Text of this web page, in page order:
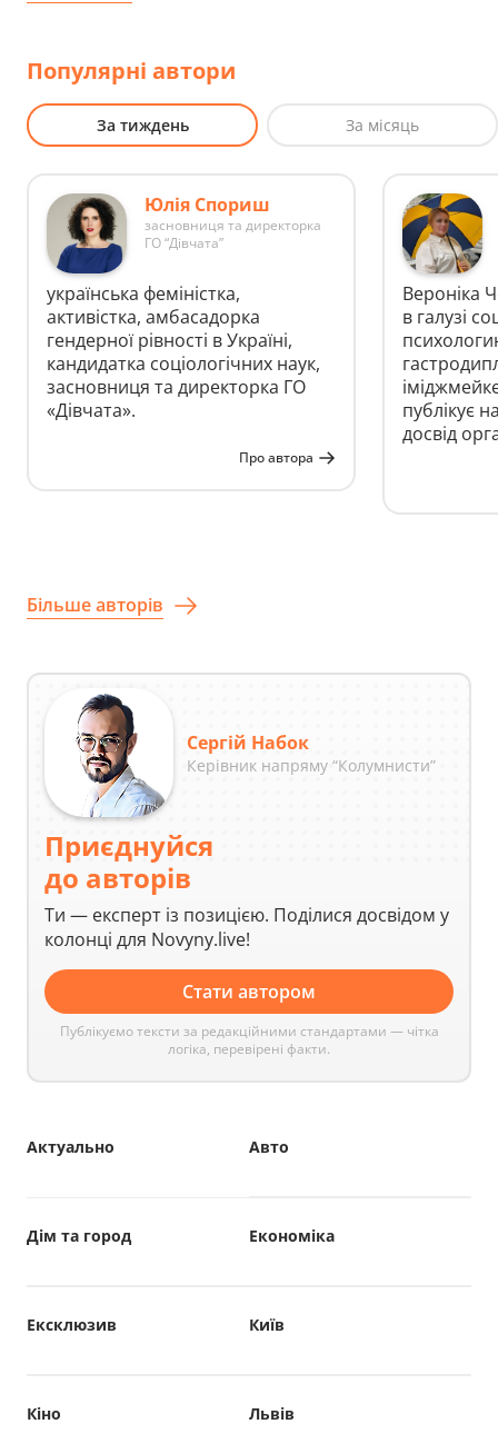
Популярні автори
За тиждень За місяць
Юлія Спориш
засновниця та директорка
ГО “Дівчата”
українська феміністка,
активістка, амбасадорка
гендерної рівності в Україні,
кандидатка соціологічних наук,
засновниця та директорка ГО
«Дівчата».
Про автора
Вероніка
в галузі
публікує
досвід
Більше авторів
Сергій Набок
Керівник напряму “Колумнисти”
Приєднуйся
до авторів
Ти — експерт із позицією. Поділися досвідом у
колонці для Novyny.live!
Стати автором
Публікуємо тексти за редакційними стандартами — чітка
логіка, перевірені факти.
Авто
Актуально
Дім та город Економіка
Ексклюзив Київ
Кіно Львів